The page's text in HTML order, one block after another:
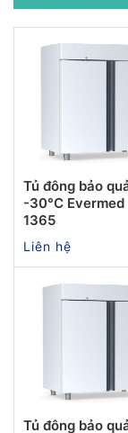
Tủ đông bảo
-30°C Evermed
1365
Liên hệ
Tủ đông bảo